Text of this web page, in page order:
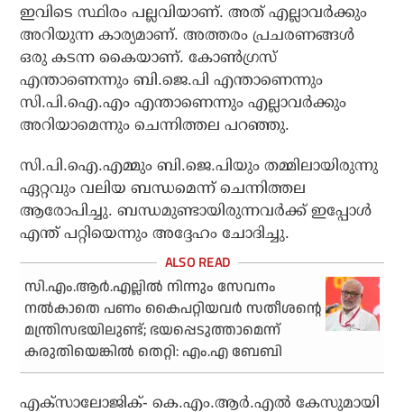
ഇവിടെ സ്ഥിരം പല്ലവിയാണ്. അത് എല്ലാവര്‍ക്കും
അറിയുന്ന കാര്യമാണ്. അത്തരം പ്രചരണങ്ങള്‍
ഒരു കടന്ന കൈയാണ്. കോണ്‍ഗ്രസ്
എന്താണെന്നും ബി.ജെ.പി എന്താണെന്നും
സി.പി.ഐ.എം എന്താണെന്നും എല്ലാവര്‍ക്കും
അറിയാമെന്നും ചെന്നിത്തല പറഞ്ഞു.
സി.പി.ഐ.എമ്മും ബി.ജെ.പിയും തമ്മിലായിരുന്നു
ഏറ്റവും വലിയ ബന്ധമെന്ന് ചെന്നിത്തല
ആരോപിച്ചു. ബന്ധമുണ്ടായിരുന്നവര്‍ക്ക് ഇപ്പോള്‍
എന്ത് പറ്റിയെന്നും അദ്ദേഹം ചോദിച്ചു.
സി.എം.ആര്‍.എല്ലില്‍ നിന്നും സേവനം
നല്‍കാതെ പണം കൈപറ്റിയവര്‍ സതീശന്റെ
മന്ത്രിസഭയിലുണ്ട്; ഭയപ്പെടുത്താമെന്ന്
കരുതിയെങ്കില്‍ തെറ്റി: എം.എ ബേബി
എക്‌സാലോജിക്- കെ.എം.ആര്‍.എല്‍ കേസുമായി